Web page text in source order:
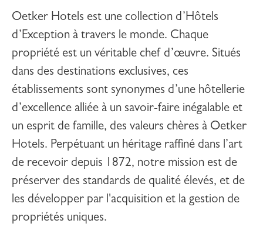
Oetker Hotels est une collection d’Hôtels
d’Exception à travers le monde. Chaque
propriété est un véritable chef d’œuvre. Situés
dans des destinations exclusives, ces
établissements sont synonymes d’une hôtellerie
d’excellence alliée à un savoir-faire inégalable et
un esprit de famille, des valeurs chères à Oetker
Hotels. Perpétuant un héritage raffiné dans l’art
de recevoir depuis 1872, notre mission est de
préserver des standards de qualité élevés, et de
les développer par l'acquisition et la gestion de
propriétés uniques.